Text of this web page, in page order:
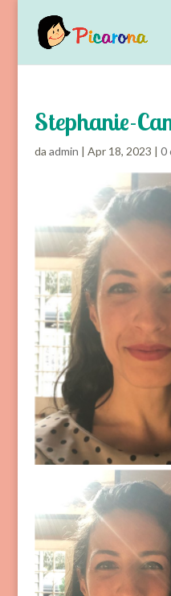
Stephanie-
da admin | Apr 18, 2023 | 0